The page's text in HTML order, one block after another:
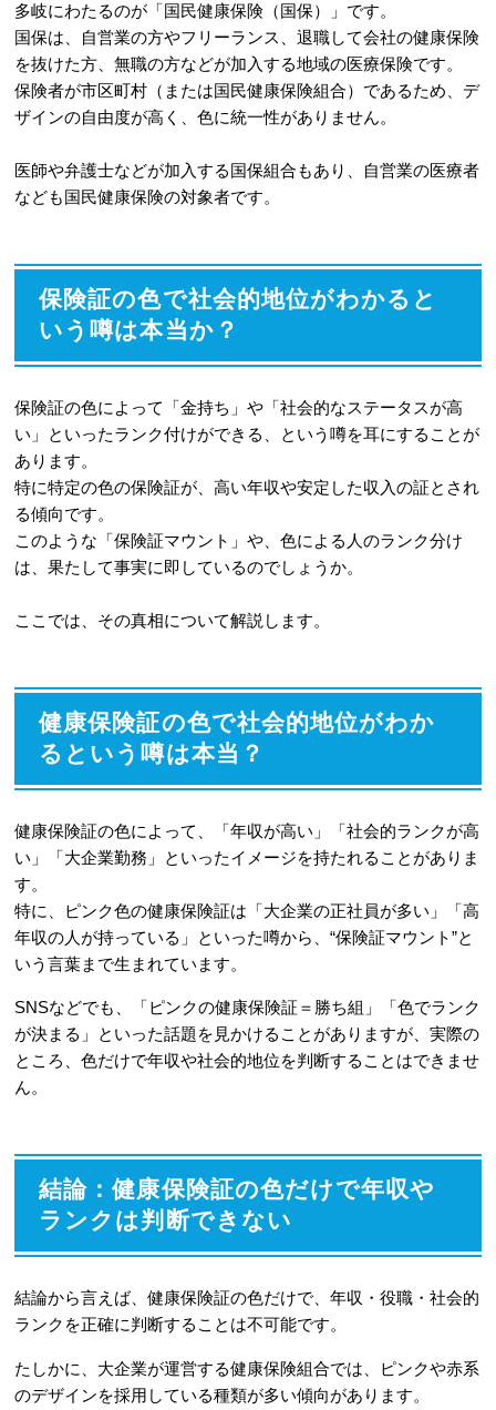
多岐にわたるのが「国民健康保険（国保）」です。
国保は、自営業の方やフリーランス、退職して会社の健康保険
を抜けた方、無職の方などが加入する地域の医療保険です。
保険者が市区町村（または国民健康保険組合）であるため、デ
ザインの自由度が高く、色に統一性がありません。
医師や弁護士などが加入する国保組合もあり、自営業の医療者
なども国民健康保険の対象者です。
保険証の色で社会的地位がわかると
いう噂は本当か？
保険証の色によって「金持ち」や「社会的なステータスが高
い」といったランク付けができる、という噂を耳にすることが
あります。
特に特定の色の保険証が、高い年収や安定した収入の証とされ
る傾向です。
このような「保険証マウント」や、色による人のランク分け
は、果たして事実に即しているのでしょうか。
ここでは、その真相について解説します。
健康保険証の色で社会的地位がわか
るという噂は本当？
健康保険証の色によって、「年収が高い」「社会的ランクが高
い」「大企業勤務」といったイメージを持たれることがありま
す。
特に、ピンク色の健康保険証は「大企業の正社員が多い」「高
年収の人が持っている」といった噂から、“保険証マウント”と
いう言葉まで生まれています。
SNSなどでも、「ピンクの健康保険証＝勝ち組」「色でランク
が決まる」といった話題を見かけることがありますが、実際の
ところ、色だけで年収や社会的地位を判断することはできませ
ん。
結論：健康保険証の色だけで年収や
ランクは判断できない
結論から言えば、健康保険証の色だけで、年収・役職・社会的
ランクを正確に判断することは不可能です。
たしかに、大企業が運営する健康保険組合では、ピンクや赤系
のデザインを採用している種類が多い傾向があります。